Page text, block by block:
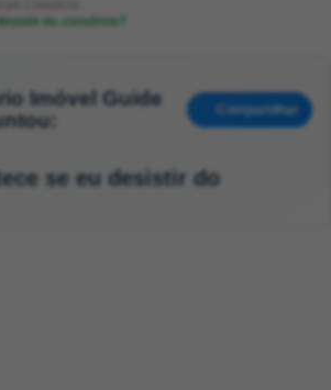
do consórcio?
Imóvel Guide
Compartilhar
se eu desistir do